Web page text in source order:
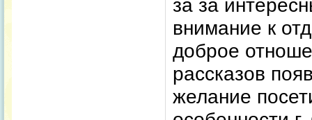
за за
внимание к
доброе
рассказов
желание